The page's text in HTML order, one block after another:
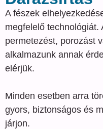
A fészek
megfelelő technológiát.
permetezést, porozást
alkalmazunk annak
elérjük.
Minden esetben arra
gyors, biztonságos és
járjon.